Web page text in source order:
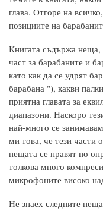
глава. Отгоре на
позициите на
Книгата съдържа неща,
част за барабаните и
като как да се удрят
барабана "), какви
приятна главата за
диапазони. Наскоро
най-много се
ми това, че тези части
нещата се правят по
толкова много
микрофоните високо
Не знаех следните